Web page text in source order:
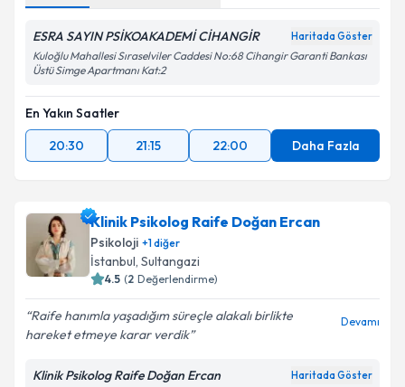
ESRA SAYIN PSİKOAKADEMİ CİHANGİR Haritada Göster
Kuloğlu Mahallesi Sıraselviler Caddesi No:68 Cihangir Garanti Bankası
Üstü Simge Apartmanı Kat:2
En Yakın Saatler
20:30
21:15 22:00 Daha Fazla
Klinik Psikolog Raife Doğan Ercan
Psikoloji +1diğer
İstanbul, Sultangazi
4.5 (2 Değerlendirme)
Raife hanımla yaşadığım süreçle alakalı birlikte
hareket etmeye karar verdik
Devamı
Klinik Psikolog Raife Doğan Ercan Haritada Göster